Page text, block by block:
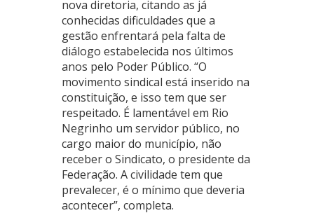
nova diretoria, citando as já
conhecidas dificuldades que a
gestão enfrentará pela falta de
diálogo estabelecida nos últimos
anos pelo Poder Público. “O
movimento sindical está inserido na
constituição, e isso tem que ser
respeitado. É lamentável em Rio
Negrinho um servidor público, no
cargo maior do município, não
receber o Sindicato, o presidente da
Federação. A civilidade tem que
prevalecer, é o mínimo que deveria
acontecer”, completa.